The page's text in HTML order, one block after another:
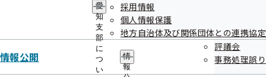
愛
知
支
部
に
つ
い
採用情報
個人情報保護
地方自治体及び関係団体との連携協定
情報公開
情
報
評議会
事務処理誤り
尾張（名古屋）